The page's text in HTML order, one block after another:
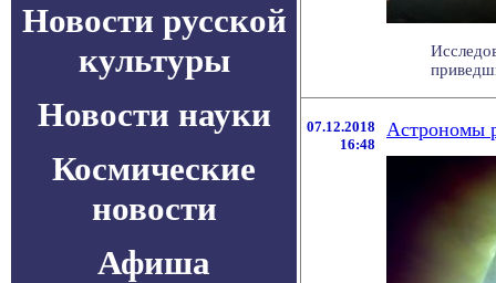
Новости русской
культуры
Новости науки
Космические
новости
Афиша
07.12.2018
16:48
Астрономы